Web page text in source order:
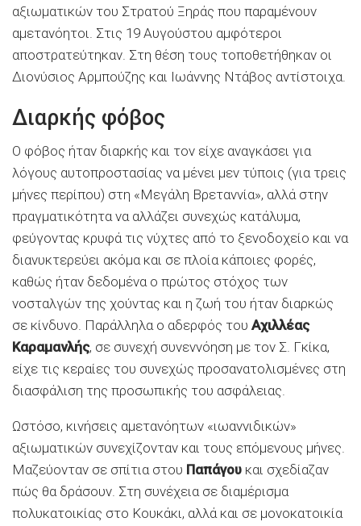
αξιωματικών του Στρατού Ξηράς που παραμένουν
αμετανόητοι. Στις 19 Αυγούστου αμφότεροι
αποστρατεύτηκαν. Στη θέση τους τοποθετήθηκαν οι
Διονύσιος Αρμπούζης και Ιωάννης Ντάβος αντίστοιχα.
Διαρκής φόβος
Ο φόβος ήταν διαρκής και τον είχε αναγκάσει για
λόγους αυτοπροστασίας να μένει μεν τύποις (για τρεις
μήνες περίπου) στη «Μεγάλη Βρεταννία», αλλά στην
πραγματικότητα να αλλάζει συνεχώς κατάλυμα,
φεύγοντας κρυφά τις νύχτες από το ξενοδοχείο και να
διανυκτερεύει ακόμα και σε πλοία κάποιες φορές,
καθώς ήταν δεδομένα ο πρώτος στόχος των
νοσταλγών της χούντας και η ζωή του ήταν διαρκώς
σε κίνδυνο. Παράλληλα ο αδερφός του Αχιλλέας
Καραμανλής, σε συνεχή συνεννόηση με τον Σ. Γκίκα,
είχε τις κεραίες του συνεχώς προσανατολισμένες στη
διασφάλιση της προσωπικής του ασφάλειας.
Ωστόσο, κινήσεις αμετανόητων «ιωαννιδικών»
αξιωματικών συνεχίζονταν και τους επόμενους μήνες.
Μαζεύονταν σε σπίτια στου Παπάγου και σχεδίαζαν
πώς θα δράσουν. Στη συνέχεια σε διαμέρισμα
πολυκατοικίας στο Κουκάκι, αλλά και σε μονοκατοικία